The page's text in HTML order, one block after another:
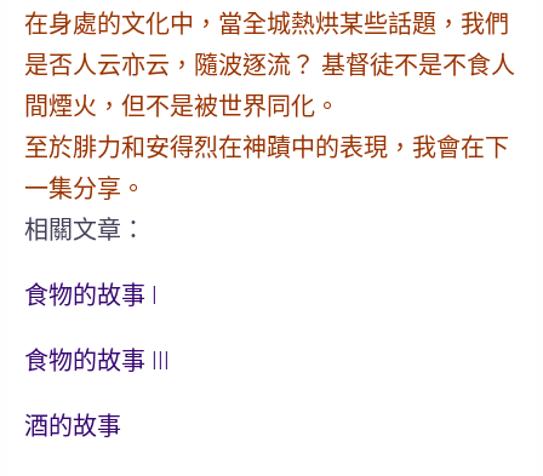
在身處的文化中，當全城熱烘某些話題，我們
是否人云亦云，隨波逐流？ 基督徒不是不食人
間煙火，但不是被世界同化。
至於腓力和安得烈在神蹟中的表現，我會在下
一集分享。
相關文章：
食物的故事 I
食物的故事 III
酒的故事